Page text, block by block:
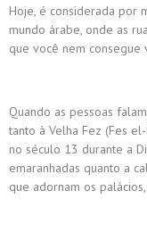
Hoje, é considerada por
mundo árabe, onde as
que você nem
Quando as pessoas
tanto à Velha Fez (Fes
no século 13 durante a
emaranhadas quanto a
que adornam os